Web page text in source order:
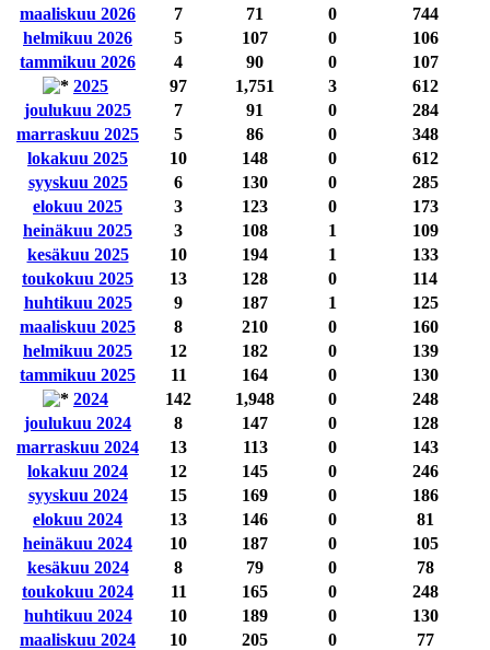
maaliskuu 2026
7 71 0
744
helmikuu 2026
5 107 0
106
tammikuu 2026
4 90 0
107
2025
97 1,751 3
612
joulukuu 2025
7 91 0
284
marraskuu 2025
5 86 0
348
lokakuu 2025
10 148 0
612
syyskuu 2025
6 130 0
285
elokuu 2025
3 123 0
173
heinäkuu 2025
3 108 1
109
kesäkuu 2025
10 194 1
133
toukokuu 2025
13 128 0
114
huhtikuu 2025
9 187 1
125
maaliskuu 2025
8 210 0
160
helmikuu 2025
12 182 0
139
tammikuu 2025
11 164 0
130
2024
142 1,948 0
248
joulukuu 2024
8 147 0
128
marraskuu 2024
13 113 0
143
lokakuu 2024
12 145 0
246
syyskuu 2024
15 169 0
186
elokuu 2024
13 146 0
81
heinäkuu 2024
10 187 0
105
kesäkuu 2024
8 79 0
78
toukokuu 2024
11 165 0
248
huhtikuu 2024
10 189 0
130
maaliskuu 2024
10 205 0
77